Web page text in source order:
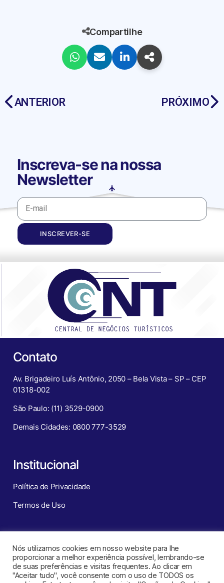
Compartilhe
ANTERIOR PRÓXIMO
Inscreva-se na nossa
Newsletter
INSCREVER-SE
Contato
Av. Brigadeiro Luís Antônio, 2050 – Bela Vista – SP – CEP
01318-002
São Paulo: (11) 3529-0900
Demais Cidades: 0800 777-3529
Institucional
Política de Privacidade
Termos de Uso
Redes Sociais
Nós utilizamos cookies em nosso website para lhe
proporcionar a melhor experiência possível, lembrando-se
de suas preferências e visitas frequentes. Ao clicar em
"Aceitar tudo", você consente com o uso de TODOS os